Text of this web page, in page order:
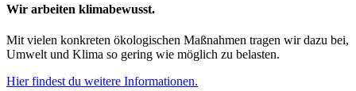
Wir arbeiten klimabewusst.
Mit vielen konkreten ökologischen Maßnahmen tragen wir dazu bei,
Umwelt und Klima so gering wie möglich zu belasten.
Hier findest du weitere Informationen.